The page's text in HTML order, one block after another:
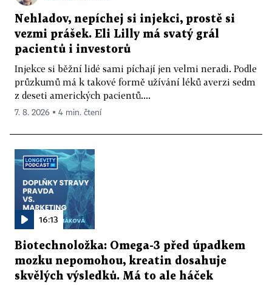
Nehladov, nepíchej si injekci, prostě si
vezmi prášek. Eli Lilly má svatý grál
pacientů i investorů
Injekce si běžní lidé sami píchají jen velmi neradi. Podle
průzkumů má k takové formě užívání léků averzi sedm
z deseti amerických pacientů....
7. 8. 2026 ▪ 4 min. čtení
16:13
Biotechnoložka: Omega-3 před úpadkem
mozku nepomohou, kreatin dosahuje
skvělých výsledků. Má to ale háček